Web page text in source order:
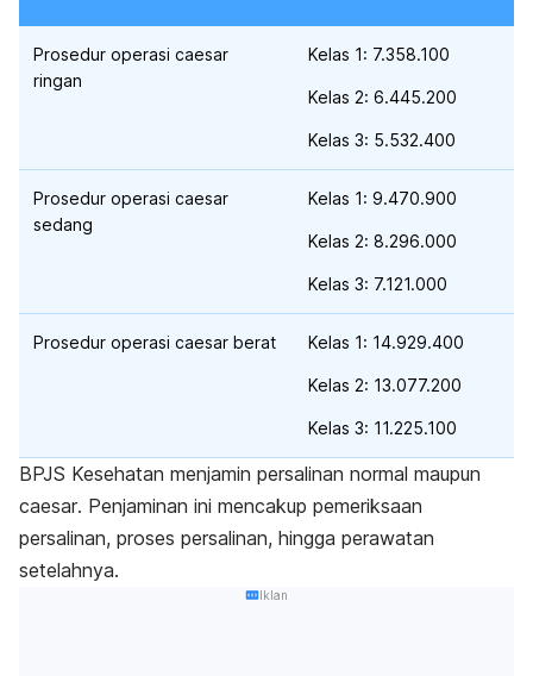
Prosedur operasi caesar
ringan
Kelas 1: 7.358.100
Kelas 2: 6.445.200
Kelas 3: 5.532.400
Prosedur operasi caesar
sedang
Kelas 1: 9.470.900
Kelas 2: 8.296.000
Kelas 3: 7.121.000
Prosedur operasi caesar berat Kelas 1: 14.929.400
Kelas 2: 13.077.200
Kelas 3: 11.225.100
BPJS Kesehatan menjamin persalinan normal maupun
caesar. Penjaminan ini mencakup pemeriksaan
persalinan, proses persalinan, hingga perawatan
setelahnya.
Iklan